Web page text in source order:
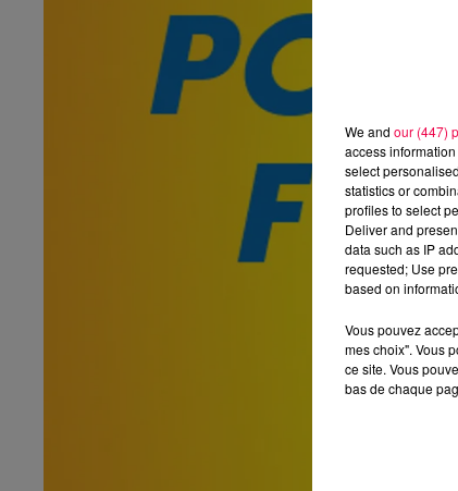
We and our (447)
access
select
statistics or
profiles to select
Deliver and
data such as IP
requested; Use
based on
Vous pouvez
mes choix". Vous
ce site. Vous
bas de chaque